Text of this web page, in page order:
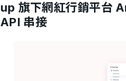
旗下網紅行銷平台
串接